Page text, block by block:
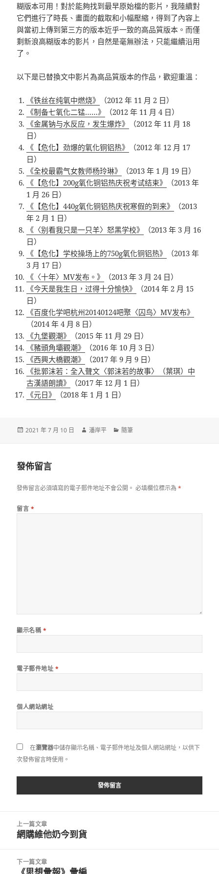
糊版本可用！對於能夠找到最早原始檔的影片，我陸續對
它們進行了時長、畫面的截取和小幅壓縮，得到了內容上
與當初上傳到第三方的版本近乎一致的高品質版本。而僅
剩新浪高糊版本的影片，自然是毫無辦法，只能繼續沿用
了。
以下是已替換文中影片為高品質版本的作品，歡迎重溫：
《铁丝在纯氧中燃烧》
（2012 年 11 月 2 日）
《制备七氧化二锰……》
（2012 年 11 月 4 日）
《金属钠与水反应，发生爆炸》
（2012 年 11 月 18
日）
《【危化】劲爆的氧化铜铝热》
（2012 年 12 月 17
日）
《全校最霸气女教师杨玲琳》
（2013 年 1 月 19 日）
《【危化】200g氧化铜铝热庆祝考试结束》
（2013 年
1 月 26 日）
《【危化】440g氧化铜铝热庆祝寒假的到来》
（2013
年 2 月 1 日）
《〈别看我只是一只羊〉怒黑学校》
（2013 年 3 月 16
日）
《【危化】学校操场上的750g氧化铜铝热》
（2013 年
3 月 17 日）
《〈十年〉MV发布。》
（2013 年 3 月 24 日）
《今天是我生日，过得十分愉快》
（2014 年 2 月 15
日）
《百度化学吧杭州20140124吧聚〈囚鸟〉MV发布》
（2014 年 4 月 8 日）
《九堡觀潮》
（2015 年 11 月 29 日）
《豬頭角壩觀潮》
（2016 年 10 月 3 日）
《西興大橋觀潮》
（2017 年 9 月 9 日）
《批郭沫若：全入聲文〈郭沫若的故事〉（葉琪）中
古漢語朗讀》
（2017 年 12 月 1 日）
《元日》
（2018 年 1 月 1 日）
發
2021 年 7 月 10 日
作
潘岸平
分
隨筆
發佈留言
發佈留言必須填寫的電子郵件地址不會公開。 必填欄位標示為*
留言 *
顯示名稱 *
電子郵件地址 *
個人網站網址
在瀏覽器中儲存顯示名稱、電子郵件地址及個人網站網址，以供下
次發佈留言時使用。
上一篇文章
上
篇
文
網購維他奶今到貨
下一篇文章
下